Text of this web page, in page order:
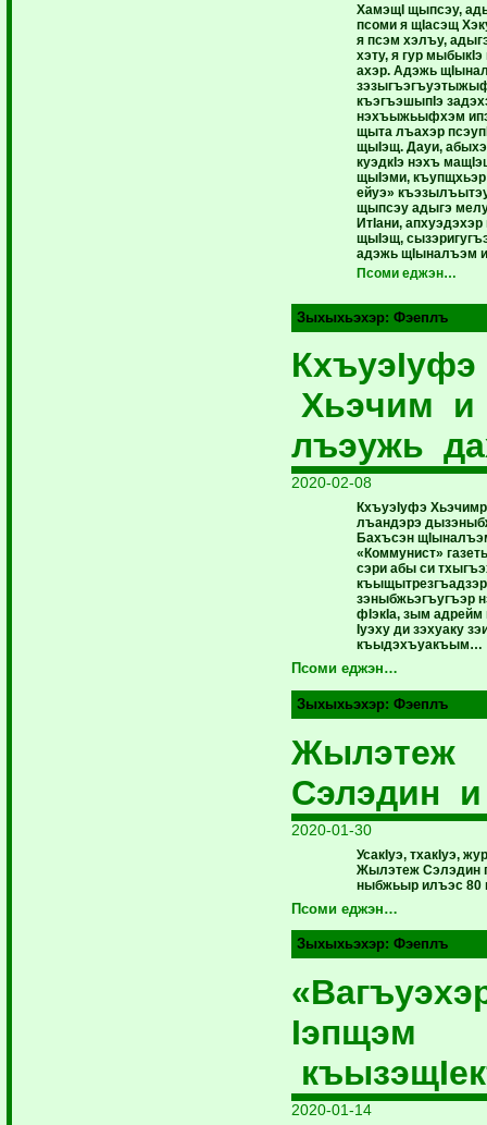
ХамэщI щыпсэу,
псоми я щIасэщ
я псэм хэлъу,
хэту, я гур
ахэр. Адэжь
къэгъэшыпIэ
нэхъыжьыфхэм
щыта лъахэр
щыIэщ. Дауи,
куэдкIэ нэхъ
щыIэми,
ейуэ»
щыпсэу адыгэ
ИтIани,
щыIэщ,
адэжь щIыналъэм и
Псоми еджэн…
Зыхыхьэхэр:Фэеплъ
КхъуэIуфэ
Хьэчим и
лъэужь
2020-02-08
КхъуэIуфэ
лъандэрэ
Бахъсэн
«Коммунист»
сэри абы си
зэныбжьэгъугъэр
фIэкIа, зым адрейм
Iуэху ди зэхуаку
къыдэхъуакъым…
Псоми еджэн…
Зыхыхьэхэр:Фэеплъ
Жылэтеж
Сэлэдин и
2020-01-30
УсакIуэ, тхакIуэ,
Жылэтеж Сэлэдин
ныбжьыр илъэс 80
Псоми еджэн…
Зыхыхьэхэр:Фэеплъ
Iэпщэм
2020-01-14